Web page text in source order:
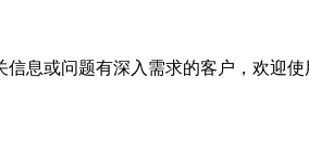
息或问题有深入需求的客户，欢迎使